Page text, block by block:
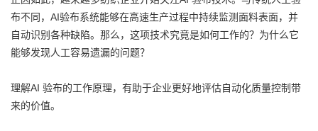
布不同，AI验布系统能够在高速生产过程中持续监测面料表面，并
自动识别各种缺陷。那么，这项技术究竟是如何工作的？为什么它
能够发现人工容易遗漏的问题？
理解AI 验布的工作原理，有助于企业更好地评估自动化质量控制带
来的价值。